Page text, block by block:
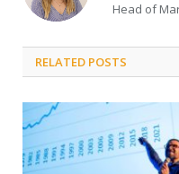
Head of
RELATED POSTS